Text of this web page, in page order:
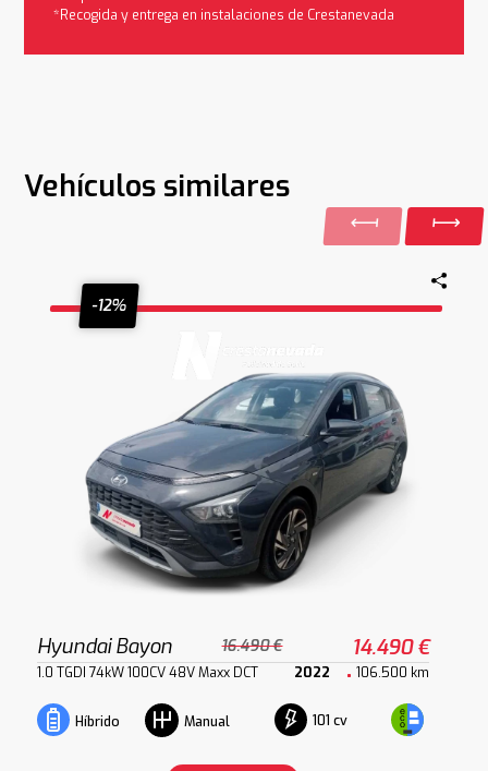
*Recogida y entrega en instalaciones de Crestanevada
Vehículos similares
-12%
Hyundai Bayon 16.490 € 14.490 €
1.0 TGDI 74kW 100CV 48V Maxx DCT 2022 106.500 km
Híbrido Manual 101 cv